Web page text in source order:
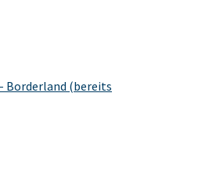
Borderland (bereits